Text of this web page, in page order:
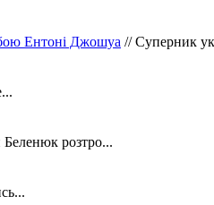
Ентоні Джошуа // Суперник
розтро...